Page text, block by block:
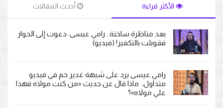
الأكثر قراءة أحدث المقالات
بعد مناظرة ساخنة.. رامي عيسى: دعوت إلى الحوار
فقوبلت بالتكفير! (فيديو)
رامي عيسى يرد على شبهة غدير خم في فيديو
متداول.. ماذا قال عن حديث «من كنت مولاه فهذا
علي مولاه»؟